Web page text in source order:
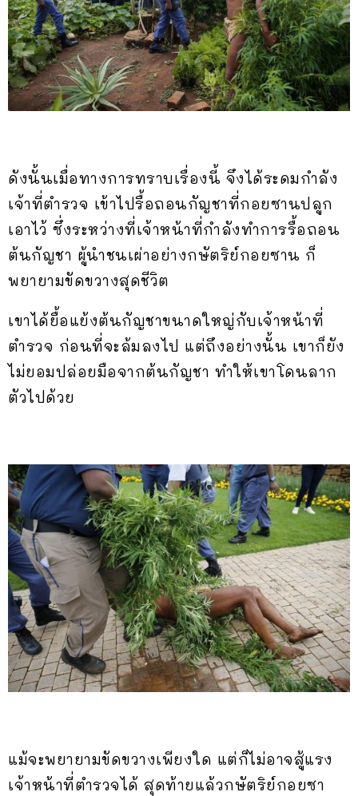
ดังนั้นเมื่อทางการทราบเรื่องนี้ จึงได้ระดมกำลัง
เจ้าที่ตำรวจ เข้าไปรื้อถอนกัญชาที่กอยซานปลูก
เอาไว้ ซึ่งระหว่างที่เจ้าหน้าที่กำลังทำการรื้อถอน
ต้นกัญชา ผู้นำชนเผ่าอย่างกษัตริย์กอยซาน ก็
พยายามขัดขวางสุดชีวิต
เขาได้ยื้อแย้งต้นกัญชาขนาดใหญ่กับเจ้าหน้าที่
ตำรวจ ก่อนที่จะล้มลงไป แต่ถึงอย่างนั้น เขาก็ยัง
ไม่ยอมปล่อยมือจากต้นกัญชา ทำให้เขาโดนลาก
ตัวไปด้วย
แม้จะพยายามขัดขวางเพียงใด แต่ก็ไม่อาจสู้แรง
เจ้าหน้าที่ตำรวจได้ สุดท้ายแล้วกษัตริย์กอยซา